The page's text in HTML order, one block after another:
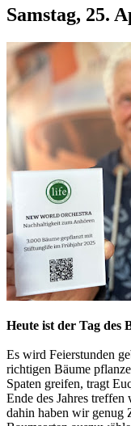
Samstag, 25.
Heute ist der Tag des
Es wird Feierstunden
richtigen Bäume
Spaten greifen, tragt
Ende des Jahres
dahin haben wir genug